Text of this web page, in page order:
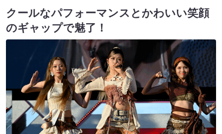
クールなパフォーマンスとかわいい笑顔
のギャップで魅了！